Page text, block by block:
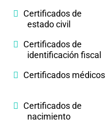
Certificados de
estado civil
Certificados de
identificación fiscal
Certificados médicos
Certificados de
nacimiento